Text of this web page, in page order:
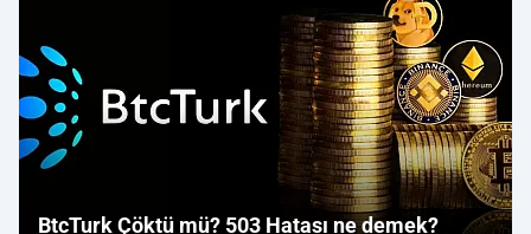
BtcTurk Çöktü mü? 503 Hatası ne demek?